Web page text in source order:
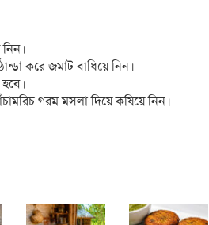
করে জমাট বাধিয়ে নিন।
গরম মসলা দিয়ে কষিয়ে নিন।